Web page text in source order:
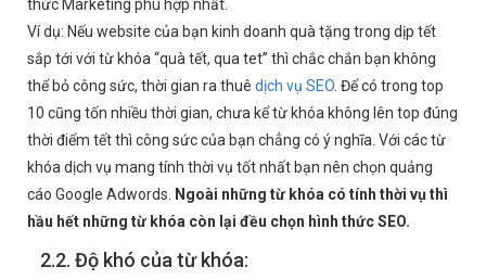
thức Marketing phù hợp nhất.
Ví dụ: Nếu website của bạn kinh doanh quà tặng trong dịp tết
sắp tới với từ khóa “quà tết, qua tet” thì chắc chắn bạn không
thể bỏ công sức, thời gian ra thuê dịch vụ SEO . Để có trong top
10 cũng tốn nhiều thời gian, chưa kể từ khóa không lên top đúng
thời điểm tết thì công sức của bạn chẳng có ý nghĩa. Với các từ
khóa dịch vụ mang tính thời vụ tốt nhất bạn nên chọn quảng
cáo Google Adwords.
Ngoài những từ khóa có tính thời vụ thì
hầu hết những từ khóa còn lại đều chọn hình thức SEO.
2.2. Độ khó của từ khóa: